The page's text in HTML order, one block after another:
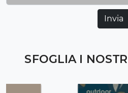
SFOGLIA I
Invia